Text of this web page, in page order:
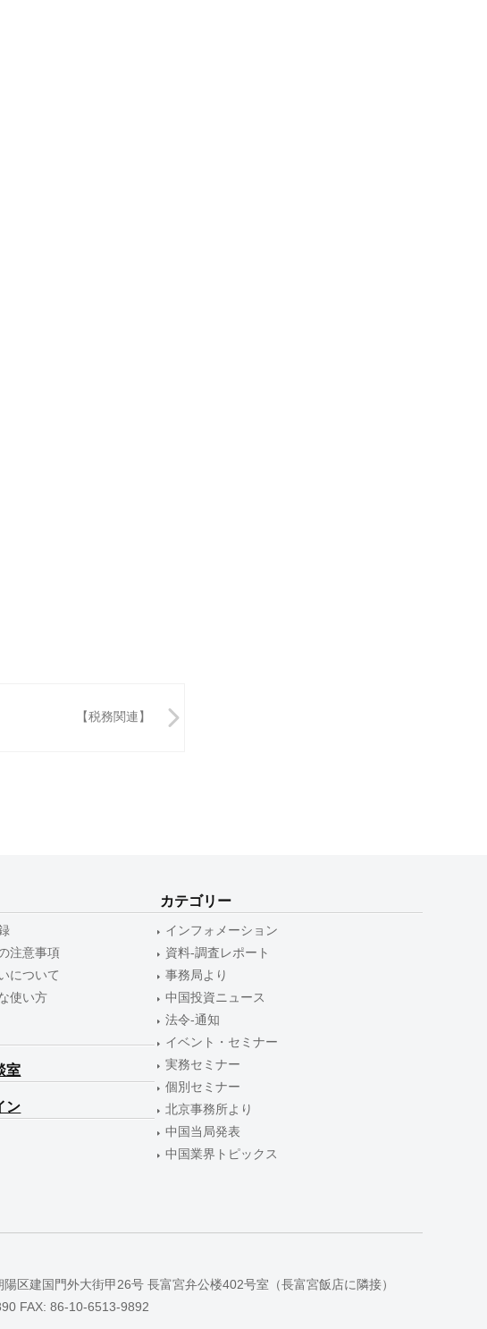
【税務関連】
注意事項
について
使い方
室
ン
カテゴリー
インフォメーション
資料-調査レポート
事務局より
中国投資ニュース
法令-通知
イベント・セミナー
実務セミナー
個別セミナー
北京事務所より
中国当局発表
中国業界トピックス
区建国門外大街甲26号 長富宮弁公楼402号室（長富宮飯店に隣接）
FAX: 86-10-6513-9892